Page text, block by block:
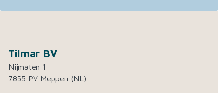
Tilmar BV
Nijmaten 1
7855 PV Meppen (NL)